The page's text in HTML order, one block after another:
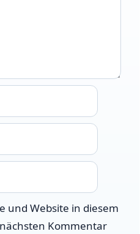
und Website in diesem
Kommentar